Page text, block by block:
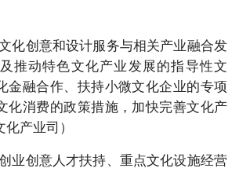
化创意和设计服务与相关产业融合发
推动特色文化产业发展的指导性文
金融合作、扶持小微文化企业的专项
化消费的政策措施，加快完善文化产
产业司）
业创意人才扶持、重点文化设施经营